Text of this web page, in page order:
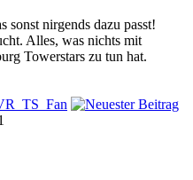
sonst nirgends dazu passt!
Alles, was nichts mit
Towerstars zu tun hat.